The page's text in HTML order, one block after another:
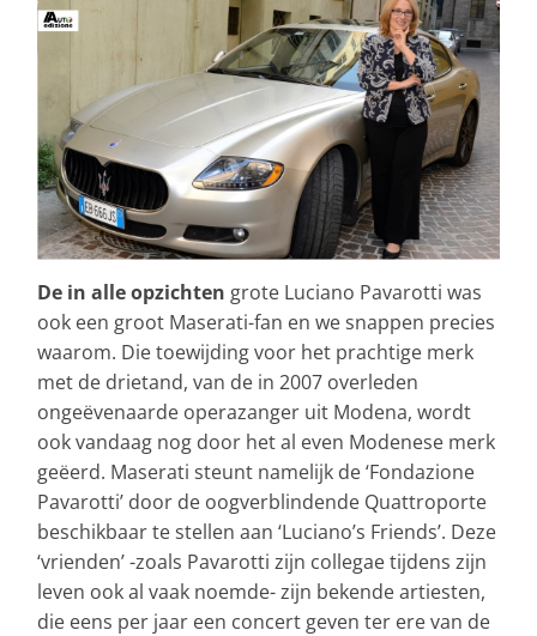
De in alle opzichten grote Luciano Pavarotti was
ook een groot Maserati-fan en we snappen precies
waarom. Die toewijding voor het prachtige merk
met de drietand, van de in 2007 overleden
ongeëvenaarde operazanger uit Modena, wordt
ook vandaag nog door het al even Modenese merk
geëerd. Maserati steunt namelijk de ‘Fondazione
Pavarotti’ door de oogverblindende Quattroporte
beschikbaar te stellen aan ‘Luciano’s Friends’. Deze
‘vrienden’ -zoals Pavarotti zijn collegae tijdens zijn
leven ook al vaak noemde- zijn bekende artiesten,
die eens per jaar een concert geven ter ere van de